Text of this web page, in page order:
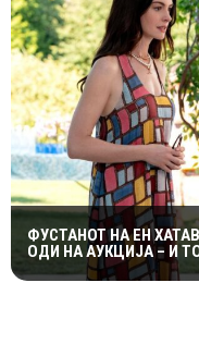
ФУСТАНОТ НА ЕН
ОДИ НА АУКЦИЈА – И